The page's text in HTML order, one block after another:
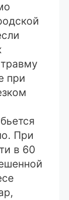
при
При
в 60